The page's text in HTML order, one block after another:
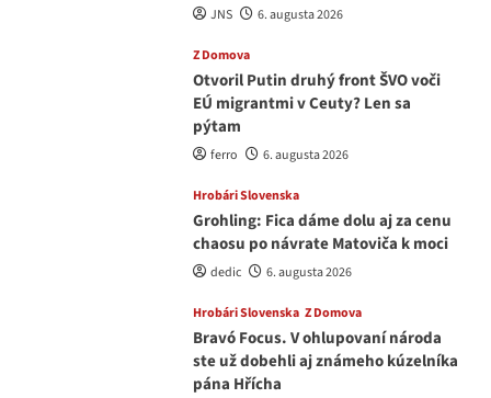
JNS 6. augusta 2026
Z Domova
Otvoril Putin druhý front ŠVO voči
EÚ migrantmi v Ceuty? Len sa
pýtam
ferro 6. augusta 2026
Hrobári Slovenska
Grohling: Fica dáme dolu aj za cenu
chaosu po návrate Matoviča k moci
dedic 6. augusta 2026
Hrobári Slovenska Z Domova
Bravó Focus. V ohlupovaní národa
ste už dobehli aj známeho kúzelníka
pána Hřícha